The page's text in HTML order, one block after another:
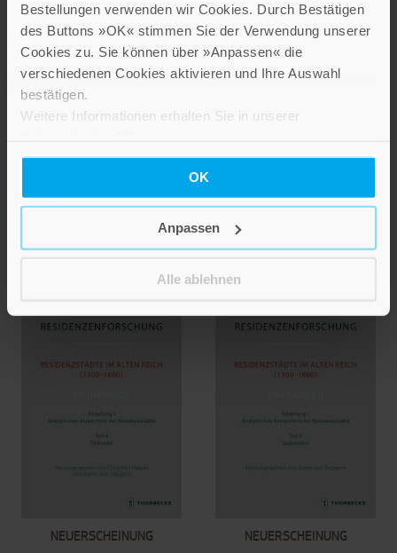
Bestellungen verwenden wir Cookies. Durch Bestätigen
des Buttons »OK« stimmen Sie der Verwendung unserer
Cookies zu. Sie können über »Anpassen« die
verschiedenen Cookies aktivieren und Ihre Auswahl
bestätigen.
Weitere Informationen erhalten Sie in unserer
OK
Anpassen
Alle ablehnen
NEUERSCHEINUNG
Frank Brunecker
Michael Wettengel
Gudrun Litz
Ulm und
29,80 €
IN DEN WARENKORB
NEUERSCHEINUNG
Martin Kintzinger
Klara Hübner
Fürstenherrschaft im
Band 99
NEUERSCHEINUNG
NEUERSCHEINUNG